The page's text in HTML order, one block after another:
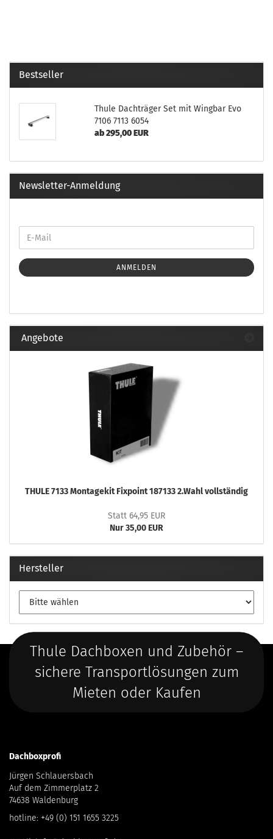
Bestseller
Thule Dachträger Set mit Wingbar Evo
7106 7113 6054
ab 295,00 EUR
Newsletter-Anmeldung
ANMELDEN
Angebote
THULE 7133 Montagekit Fixpoint 187133 2.Wahl vollständig
Statt 64,95 EUR
Nur 35,00 EUR
Hersteller
Thule Dachboxen und Zubehör –
sichere Transportlösungen zum
Mieten oder Kaufen
Dachboxprofi
Jürgen Schlauersbach
Auf dem Zimmerplatz 2
74638 Waldenburg
hotline: +49 (0) 151 1655 3225